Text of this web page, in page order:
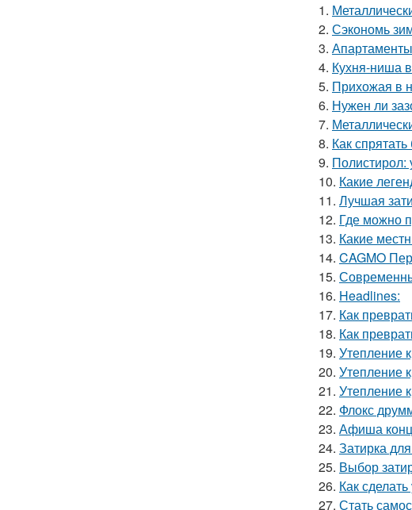
1.
2. Сэкономь
3.
4. Кухня-ниша
5. Прихожая в
6. Нужен ли
7.
8. Как
9. Полистирол:
10. Какие
11. Лучшая
12. Где можно
13. Какие
14. CAGMO
15.
16. Headlines:
17. Как
18. Как
19. Утепление
20. Утепление
21. Утепление
22. Флокс
23. Афиша
24. Затирка
25. Выбор
26. Как
27. Стать